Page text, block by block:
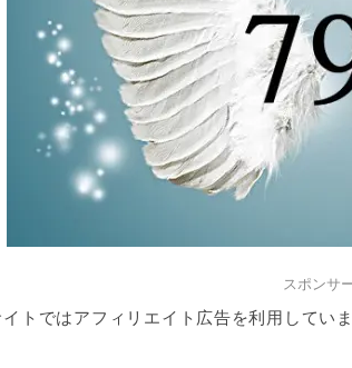
スポンサ
トではアフィリエイト広告を利用してい